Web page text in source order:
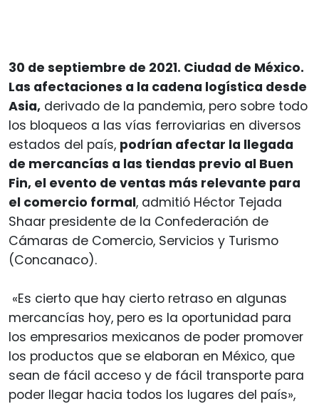
30 de septiembre de 2021. Ciudad de México.
Las afectaciones a la cadena logística desde
Asia, derivado de la pandemia, pero sobre todo
los bloqueos a las vías ferroviarias en diversos
estados del país, podrían afectar la llegada
de mercancías a las tiendas previo al Buen
Fin, el evento de ventas más relevante para
el comercio formal, admitió Héctor Tejada
Shaar presidente de la Confederación de
Cámaras de Comercio, Servicios y Turismo
(Concanaco).
«Es cierto que hay cierto retraso en algunas
mercancías hoy, pero es la oportunidad para
los empresarios mexicanos de poder promover
los productos que se elaboran en México, que
sean de fácil acceso y de fácil transporte para
poder llegar hacia todos los lugares del país»,